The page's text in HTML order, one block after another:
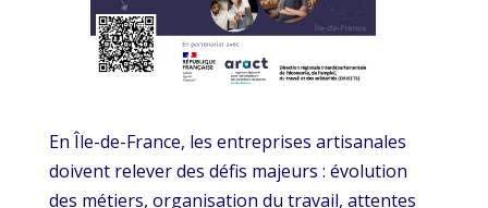
En Île-de-France, les entreprises artisanales
doivent relever des défis majeurs : évolution
des métiers, organisation du travail, attentes